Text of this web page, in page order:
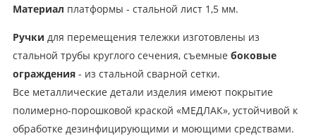
Материал платформы - стальной лист 1,5 мм.
Ручки для перемещения тележки изготовлены из
стальной трубы круглого сечения, съемные боковые
ограждения - из стальной сварной сетки.
Все металлические детали изделия имеют покрытие
полимерно-порошковой краской «МЕДЛАК», устойчивой к
обработке дезинфицирующими и моющими средствами.